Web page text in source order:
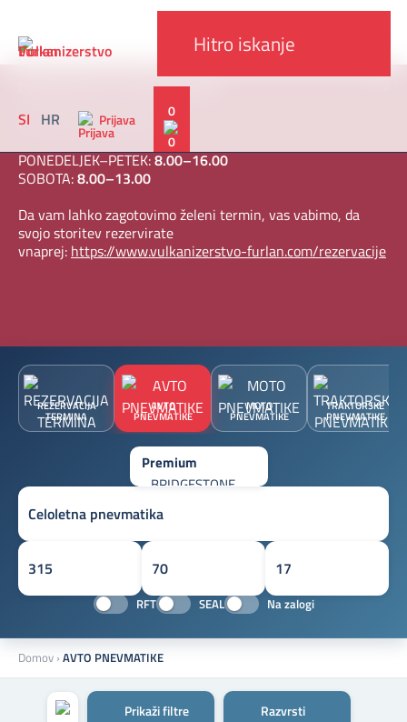
SI HR Prijava 0
DELOVNI ČAS V AVGUSTU 2026
Od 1. 8. do 30. 8. 2026
PONEDELJEK–PETEK:8.00–16.00
SOBOTA:8.00–13.00
Da vam lahko zagotovimo želeni termin, vas vabimo, da
svojo storitev rezervirate
vnaprej: https://www.vulkanizerstvo-furlan.com/rezervacije
x
REZERVACIJA
TERMINA
AVTO
PNEVMATIKE
MOTO
PNEVMATIKE
TRAKTORSKE
PNEVMATIKE
RFT SEAL Na zalogi
Domov ›AVTO PNEVMATIKE
Prikaži filtre Razvrsti